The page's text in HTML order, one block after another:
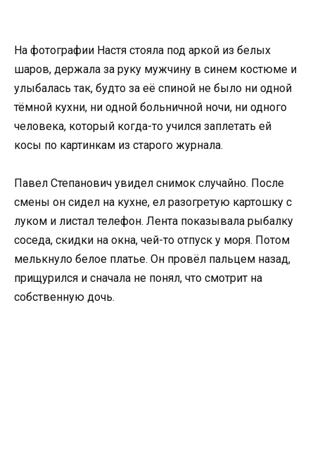
На фотографии Настя стояла под аркой из белых
шаров, держала за руку мужчину в синем костюме и
улыбалась так, будто за её спиной не было ни одной
тёмной кухни, ни одной больничной ночи, ни одного
человека, который когда-то учился заплетать ей
косы по картинкам из старого журнала.
Павел Степанович увидел снимок случайно. После
смены он сидел на кухне, ел разогретую картошку с
луком и листал телефон. Лента показывала рыбалку
соседа, скидки на окна, чей-то отпуск у моря. Потом
мелькнуло белое платье. Он провёл пальцем назад,
прищурился и сначала не понял, что смотрит на
собственную дочь.